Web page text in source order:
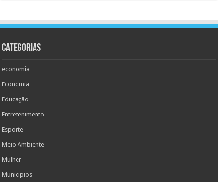
Categorias
economia
Economia
Educação
Entretenimento
Esporte
Meio Ambiente
Mulher
Municipios